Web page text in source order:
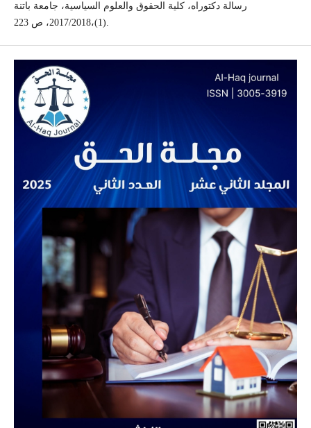
رسالة دكتوراه، كلية الحقوق والعلوم السياسية، جامعة باتنة
(1)،2017/2018، ص 223.